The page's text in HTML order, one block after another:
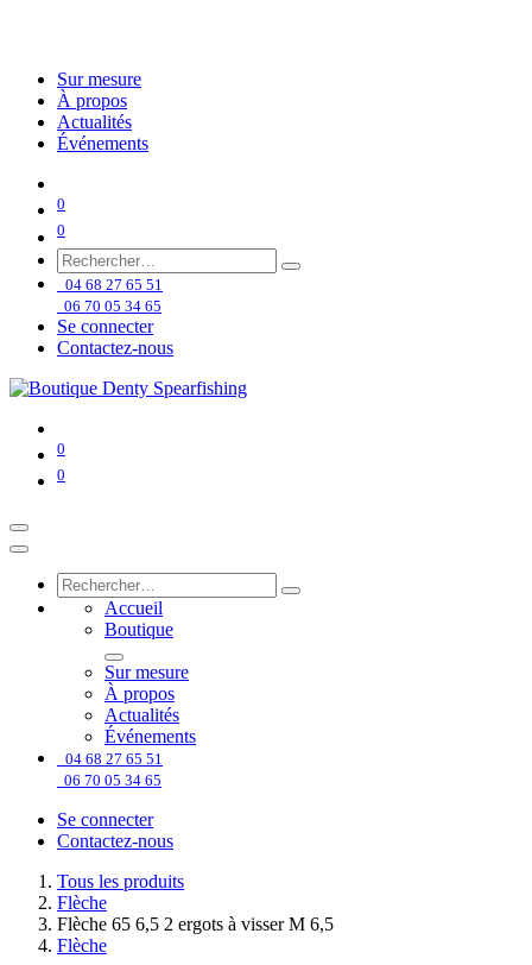
Sur mesure
À propos
Actualités
Événements
0
0
04 68 27 65 51
06 70 05 34 65
Se connecter
Contactez-nous
0
0
Accueil
Boutique
Sur mesure
À propos
Actualités
Événements
04 68 27 65 51
06 70 05 34 65
Se connecter
Contactez-nous
Tous les produits
Flèche
Flèche 65 6,5 2 ergots à visser M 6,5
Flèche